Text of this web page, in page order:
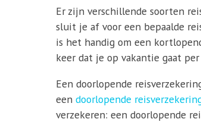
Er zijn verschillende soorten
sluit je af voor een bepaalde
is het handig om een
keer dat je op vakantie gaat per
Een doorlopende
eendoorlopende
verzekeren: een doorlopende